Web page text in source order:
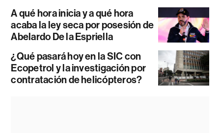
A qué hora inicia y a qué hora
acaba la ley seca por posesión de
Abelardo De la Espriella
¿Qué pasará hoy en la SIC con
Ecopetrol y la investigación por
contratación de helicópteros?